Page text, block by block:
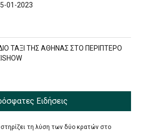
01-2023
ΤΑΞΙ ΤΗΣ ΑΘΗΝΑΣ ΣΤΟ ΠΕΡΙΠΤΕΡΟ
Ειδήσεις
τη λύση των δύο κρατών στο